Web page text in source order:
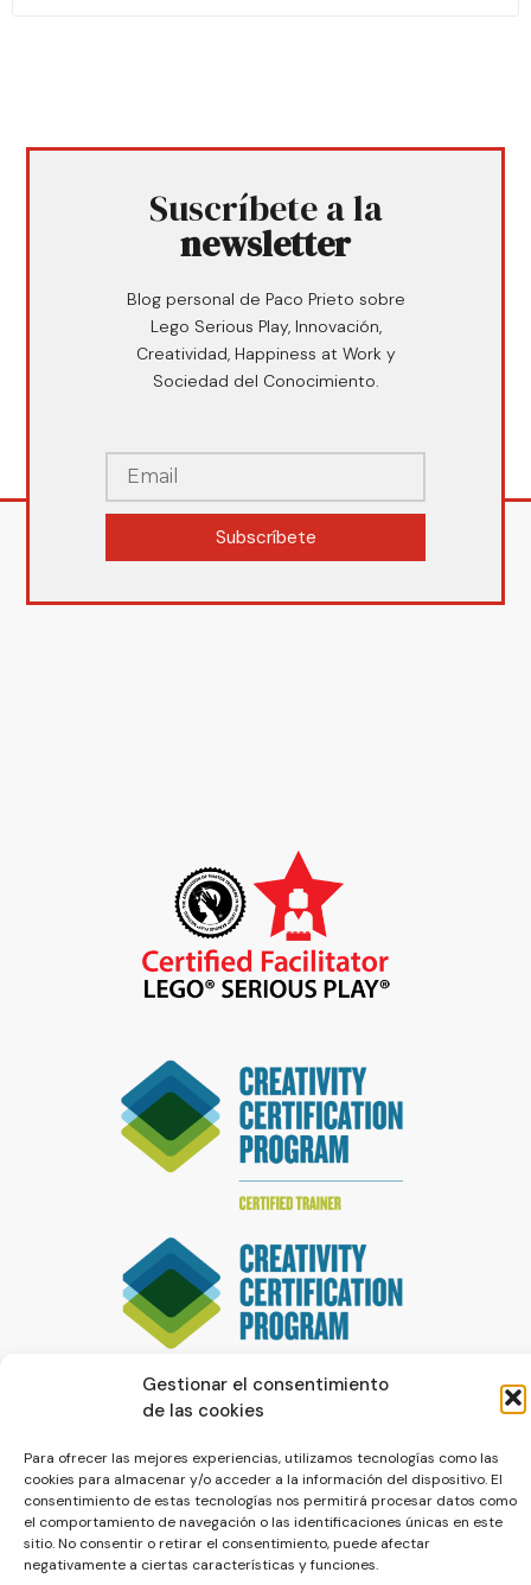
Gestionar el consentimiento
de las cookies
Para ofrecer las mejores experiencias, utilizamos tecnologías como las
cookies para almacenar y/o acceder a la información del dispositivo. El
consentimiento de estas tecnologías nos permitirá procesar datos como
el comportamiento de navegación o las identificaciones únicas en este
sitio. No consentir o retirar el consentimiento, puede afectar
negativamente a ciertas características y funciones.
Suscríbete a la
newsletter
Blog personal de Paco Prieto sobre
Lego Serious Play, Innovación,
Creatividad, Happiness at Work y
Sociedad del Conocimiento.
Subscríbete
© La Servilleta - El Blog de Paco Prieto